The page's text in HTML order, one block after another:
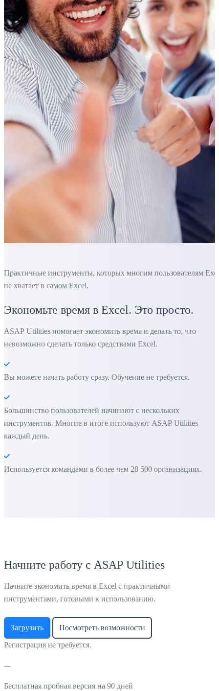
Практичные инструменты, которых многим пользователям
не хватает в самом Excel.
Экономьте время в Excel. Это просто.
ASAP Utilities помогает экономить время и делать то, что
невозможно сделать только средствами Excel.
Вы можете начать работу сразу. Обучение не требуется.
Большинство пользователей начинают с нескольких
инструментов. Многие в итоге используют ASAP Utilities
каждый день.
Используется командами в более чем 28 500 организациях.
Начните работу с ASAP Utilities
Начните экономить время в Excel с практичными
инструментами, готовыми к использованию.
Загрузить Посмотреть возможности
Регистрация не требуется.
Бесплатная пробная версия на 90 дней